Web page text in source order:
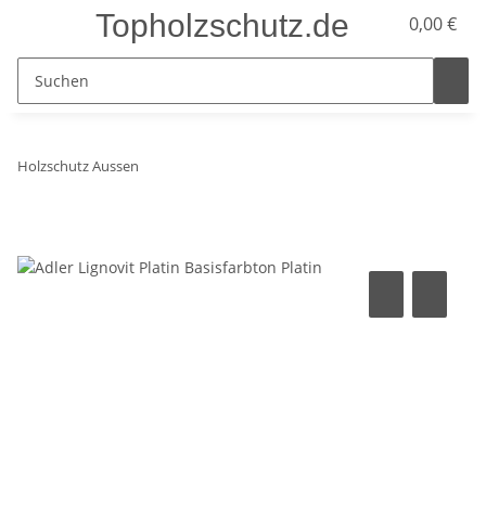
Topholzschutz.de 0,00 €
Holzschutz Aussen